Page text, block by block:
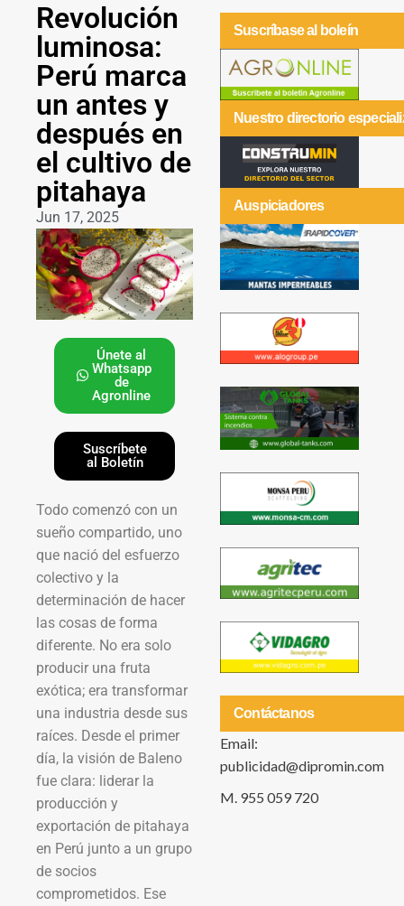
Revolución
luminosa:
Perú marca
un antes y
después en
el cultivo de
pitahaya
Jun 17, 2025
Únete al
Whatsapp
de
Agronline
Suscríbete
al Boletín
Todo comenzó con un
sueño compartido, uno
que nació del esfuerzo
colectivo y la
determinación de hacer
las cosas de forma
diferente. No era solo
producir una fruta
exótica; era transformar
una industria desde sus
raíces. Desde el primer
día, la visión de Baleno
fue clara: liderar la
producción y
exportación de pitahaya
en Perú junto a un grupo
de socios
comprometidos. Ese
Suscríbase al boleín
Nuestro directorio
Auspiciadores
Contáctanos
Email:
publicidad@dipromin.com
M. 955 059 720